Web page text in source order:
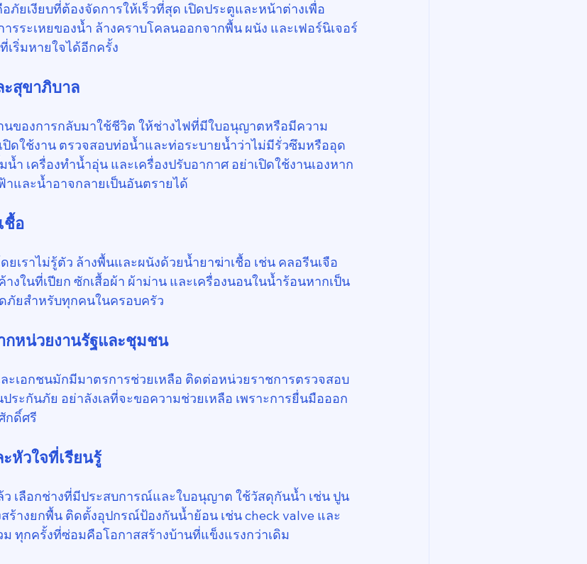
ยเงียบที่ต้องจัดการให้เร็วที่สุด เปิดประตูและหน้าต่างเพื่อ
รระเหยของน้ำ ล้างคราบโคลนออกจากพื้น ผนัง และเฟอร์นิเจอร์
ริ่มหายใจได้อีกครั้ง
ะสุขาภิบาล
นของการกลับมาใช้ชีวิต ให้ช่างไฟที่มีใบอนุญาตหรือมีความ
ดใช้งาน ตรวจสอบท่อน้ำและท่อระบายน้ำว่าไม่มีรั่วซึมหรืออุด
ำ เครื่องทำน้ำอุ่น และเครื่องปรับอากาศ อย่าเปิดใช้งานเองหาก
าและน้ำอาจกลายเป็นอันตรายได้
ชื้อ
เราไม่รู้ตัว ล้างพื้นและผนังด้วยน้ำยาฆ่าเชื้อ เช่น คลอรีนเจือ
งในที่เปียก ซักเสื้อผ้า ผ้าม่าน และเครื่องนอนในน้ำร้อนหากเป็น
ภัยสำหรับทุกคนในครอบครัว
กหน่วยงานรัฐและชุมชน
ะเอกชนมักมีมาตรการช่วยเหลือ ติดต่อหน่วยราชการตรวจสอบ
ระกันภัย อย่าลังเลที่จะขอความช่วยเหลือ เพราะการยื่นมือออก
กดิ์ศรี
หัวใจที่เรียนรู้
เลือกช่างที่มีประสบการณ์และใบอนุญาต ใช้วัสดุกันน้ำ เช่น ปูน
ร้างยกพื้น ติดตั้งอุปกรณ์ป้องกันน้ำย้อน เช่น check valve และ
ทุกครั้งที่ซ่อมคือโอกาสสร้างบ้านที่แข็งแรงกว่าเดิม